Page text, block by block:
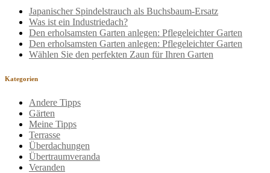
Japanischer Spindelstrauch als Buchsbaum-Ersatz
Was ist ein Industriedach?
Den erholsamsten Garten anlegen: Pflegeleichter Garten
Den erholsamsten Garten anlegen: Pflegeleichter Garten
Wählen Sie den perfekten Zaun für Ihren Garten
Kategorien
Andere Tipps
Gärten
Meine Tipps
Terrasse
Überdachungen
Übertraumveranda
Veranden